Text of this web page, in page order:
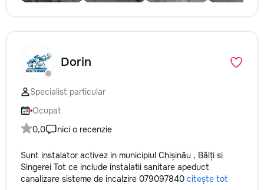
Dorin
Specialist particular
Ocupat
0,0
nici o recenzie
Sunt instalator activez in municipiul Chișinău , Bălți si
Singerei Tot ce include instalatii sanitare apeduct
canalizare sisteme de incalzire 079097840 citește tot